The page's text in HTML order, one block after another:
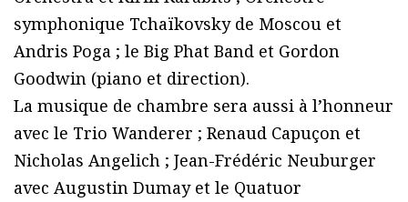
symphonique Tchaïkovsky de Moscou et
Andris Poga ; le Big Phat Band et Gordon
Goodwin (piano et direction).
La musique de chambre sera aussi à lʼhonneur
avec le Trio Wanderer ; Renaud Capuçon et
Nicholas Angelich ; Jean-Frédéric Neuburger
avec Augustin Dumay et le Quatuor